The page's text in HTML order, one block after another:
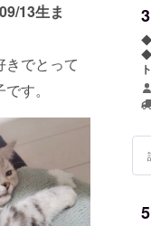
13生ま
きでとって
す。
◆
◆
で 支出